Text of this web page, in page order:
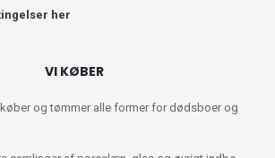
her
VI KØBER
og tømmer alle former for dødsboer og